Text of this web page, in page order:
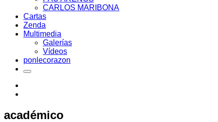
CARLOS MARIBONA
Cartas
Zenda
Multimedia
Galerías
Vídeos
ponlecorazon
académico